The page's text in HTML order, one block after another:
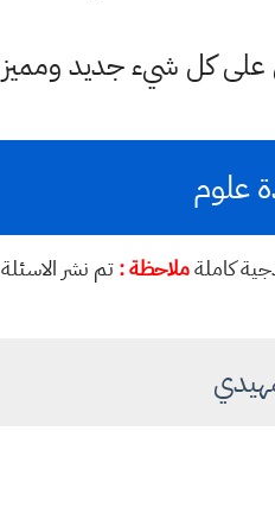
كل شيء جديد ومميز
كاملةملاحظة :تم نشر الاسئلة